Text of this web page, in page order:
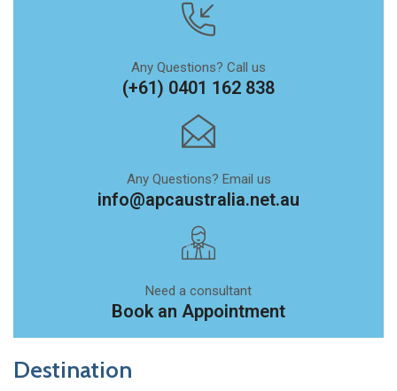
Any Questions? Call us
(+61) 0401 162 838
Any Questions? Email us
info@apcaustralia.net.au
Need a consultant
Book an Appointment
Destination